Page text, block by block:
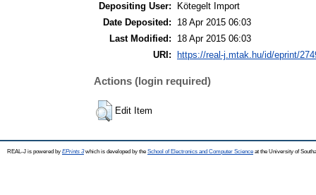
Depositing User:
Kötegelt Import
Date Deposited:
18 Apr 2015 06:03
Last Modified:
18 Apr 2015 06:03
URI:
https://real-j.mtak.hu/id/eprint/
Actions (login required)
Edit Item
REAL-J is powered by EPrints 3which is developed by the School of Electronics and Computer Science at the University of